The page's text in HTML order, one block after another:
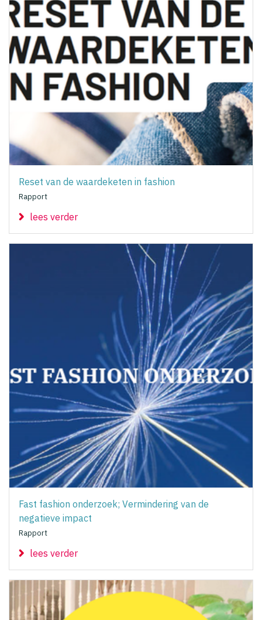
Reset van de waardeketen in fashion
Rapport
lees verder
Fast fashion onderzoek; Vermindering van de
negatieve impact
Rapport
lees verder